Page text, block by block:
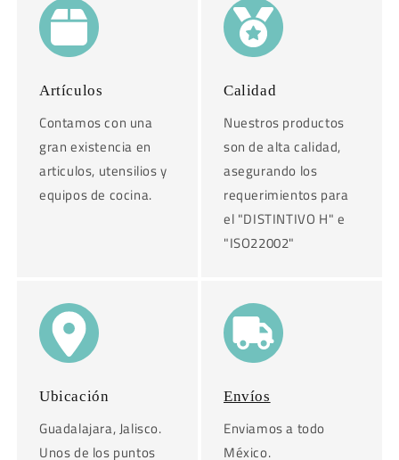
Artículos
Contamos con una
gran existencia en
articulos, utensilios y
equipos de cocina.
Calidad
Nuestros productos
son de alta calidad,
asegurando los
requerimientos para
el "DISTINTIVO H" e
"ISO22002"
Ubicación
Guadalajara, Jalisco.
Unos de los puntos
Envíos
Enviamos a todo
México.